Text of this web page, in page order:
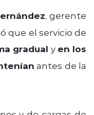
, gerente
que el servicio de
gradual y en los
antes de la